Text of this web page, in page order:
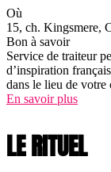
Où
15, ch. Kingsmere,
Bon à savoir
Service de traiteur
d’inspiration
dans le lieu de votre
En savoir plus
LE RITUEL